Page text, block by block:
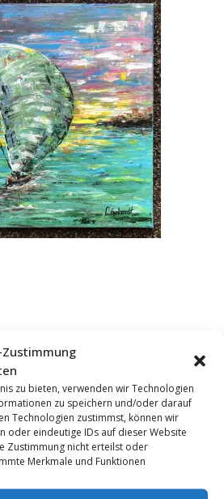
Zustimmung
zu bieten, verwenden wir Technologien
zu speichern und/oder darauf
Technologien zustimmst, können wir
oder eindeutige IDs auf dieser Website
Zustimmung nicht erteilst oder
Merkmale und Funktionen
HINZUFÜGEN